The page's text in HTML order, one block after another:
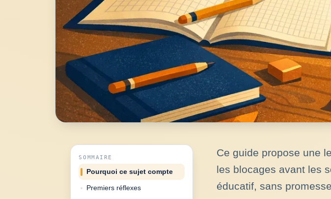
SOMMAIRE
Pourquoi ce sujet compte
Premiers réflexes
Ce guide propose une
les blocages avant les
éducatif, sans